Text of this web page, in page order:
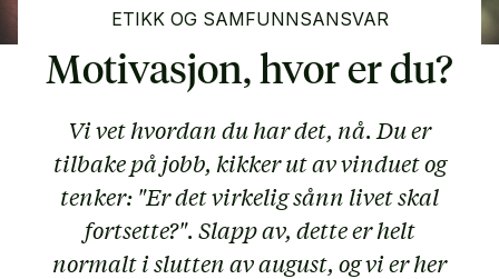
ETIKK OG SAMFUNNSANSVAR
Motivasjon, hvor er du?
Vi vet hvordan du har det, nå. Du er
tilbake på jobb, kikker ut av vinduet og
tenker: "Er det virkelig sånn livet skal
fortsette?". Slapp av, dette er helt
normalt i slutten av august, og vi er her